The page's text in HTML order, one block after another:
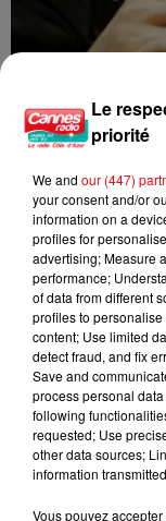
Nice : un salon de
Le
priorité
We and our (447)
your consent and/or
information on a
profiles for
advertising; Measure
performance;
of data from different
profiles to
content; Use limited
detect fraud, and fix
Save and
process personal
following
requested; Use
other data sources;
information
Vous pouvez